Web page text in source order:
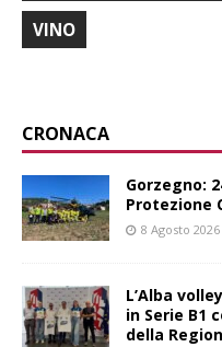
VINO
CRONACA
Gorzegno:
Protezione
8 Agosto 2026
L’Alba
in Serie B1
della